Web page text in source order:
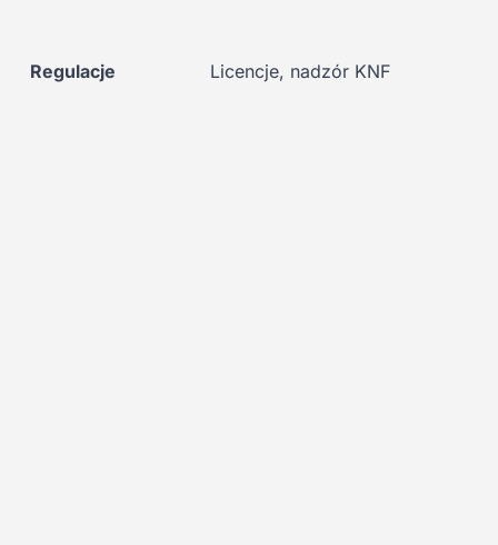
Regulacje Licencje, nadzór KNF